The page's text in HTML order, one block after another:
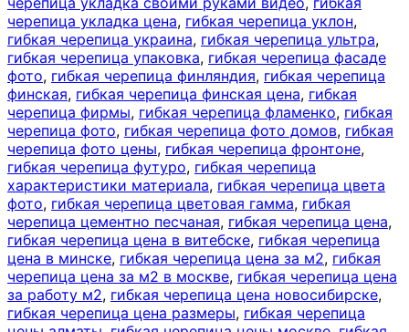
черепица укладка цена, гибкая черепица уклон,
гибкая черепица украина, гибкая черепица ультра,
гибкая черепица упаковка, гибкая черепица фасаде
фото, гибкая черепица финляндия, гибкая черепица
финская, гибкая черепица финская цена, гибкая
черепица фирмы, гибкая черепица фламенко, гибкая
черепица фото, гибкая черепица фото домов, гибкая
черепица фото цены, гибкая черепица фронтоне,
гибкая черепица футуро, гибкая черепица
характеристики материала, гибкая черепица цвета
фото, гибкая черепица цветовая гамма, гибкая
черепица цементно песчаная, гибкая черепица цена,
гибкая черепица цена в витебске, гибкая черепица
цена в минске, гибкая черепица цена за м2, гибкая
черепица цена за м2 в москве, гибкая черепица цена
за работу м2, гибкая черепица цена новосибирске,
гибкая черепица цена размеры, гибкая черепица